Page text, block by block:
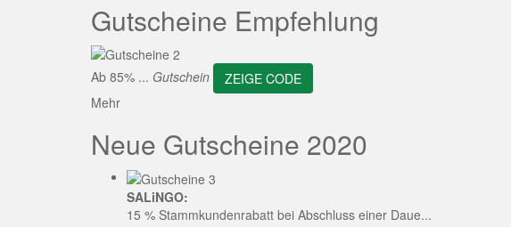
Gutscheine Empfehlung
Ab 85% ... Gutschein
ZEIGE CODE
Mehr
Neue Gutscheine 2020
SALiNGO:
15 % Stammkundenrabatt bei Abschluss einer Daue...